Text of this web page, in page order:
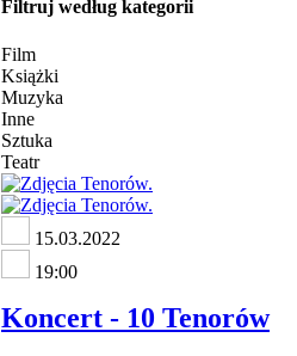
Filtruj według kategorii
Film
Książki
Muzyka
Inne
Sztuka
Teatr
15.03.2022
19:00
Koncert - 10 Tenorów